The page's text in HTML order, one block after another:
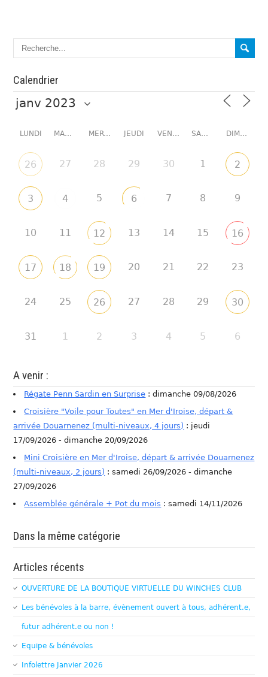
Calendrier
LUNDI MARDI MERCREDI JEUDI VENDREDI SAMEDI DIMANCHE
26 27 28 29 30 1 2
3 4 5 6 7 8 9
10 11 12 13 14 15 16
17 18 19 20 21 22 23
24 25 26 27 28 29 30
31 1 2 3 4 5 6
A venir :
Régate Penn Sardin en Surprise : dimanche 09/08/2026
Croisière "Voile pour Toutes" en Mer d'Iroise, départ &
arrivée Douarnenez (multi-niveaux, 4 jours) : jeudi
17/09/2026 - dimanche 20/09/2026
Mini Croisière en Mer d'Iroise, départ & arrivée Douarnenez
(multi-niveaux, 2 jours) : samedi 26/09/2026 - dimanche
27/09/2026
Assemblée générale + Pot du mois : samedi 14/11/2026
Dans la même catégorie
Articles récents
OUVERTURE DE LA BOUTIQUE VIRTUELLE DU WINCHES CLUB
Les bénévoles à la barre, évènement ouvert à tous, adhérent.e,
futur adhérent.e ou non !
Equipe & bénévoles
Infolettre Janvier 2026